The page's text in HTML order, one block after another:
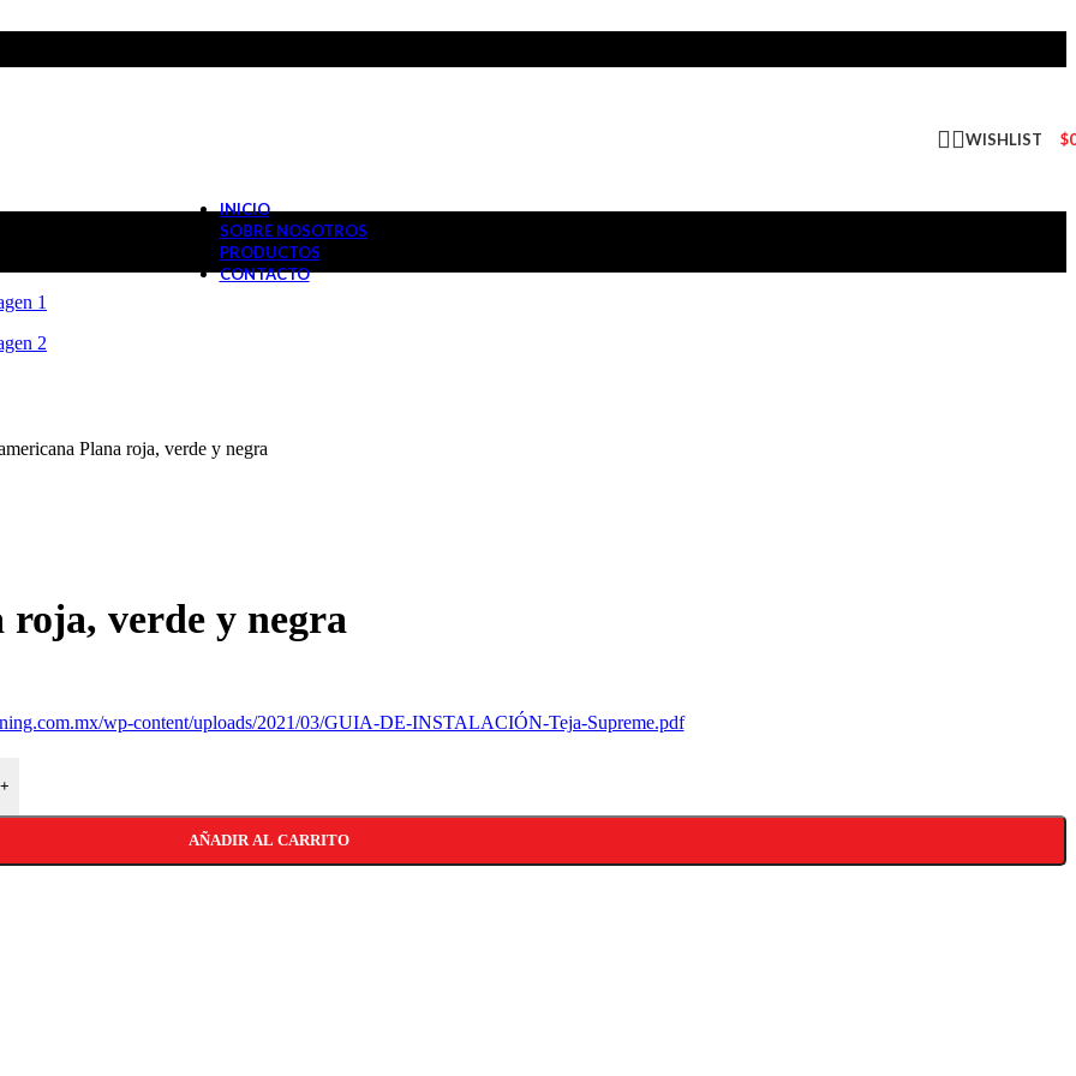
WISHLIST $
INICIO
SOBRE NOSOTROS
PRODUCTOS
CONTACTO
Plana roja, verde y negra
roja, verde y negra
wp-content/uploads/2021/03/GUIA-DE-INSTALACIÓN-Teja-Supreme.pdf
+
AÑADIR AL CARRITO